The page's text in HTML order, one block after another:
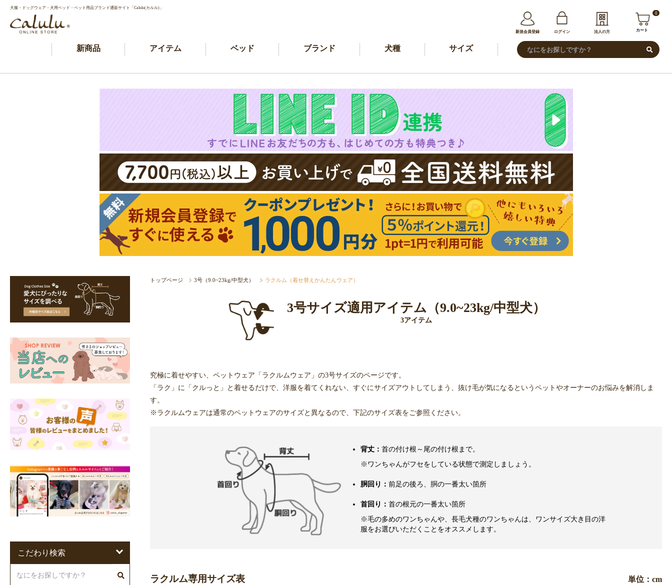
犬服・ドッグウェア・犬用ベッド・ペット用品ブランド通販サイト「Calulu(カルル)」
新規会員登録 ログイン 法人の方
0
カート
新商品 アイテム ベッド ブランド 犬種 サイズ
トップページ 3号（9.0~23kg/中型犬） ラクルム（着せ替えかんたんウェア）
3号サイズ適用アイテム（9.0~23kg/中型犬）
3アイテム
究極に着せやすい、ペットウェア「ラクルムウェア」の3号サイズのページです。
「ラク」に「クルっと」と着せるだけで、洋服を着てくれない、すぐにサイズアウトしてしまう、抜け毛が気になるというペットやオーナーのお悩みを解消しま
す。
※ラクルムウェアは通常のペットウェアのサイズと異なるので、下記のサイズ表をご参照ください。
背丈： 首の付け根～尾の付け根まで。
※ワンちゃんがフセをしている状態で測定しましょう。
胴回り： 前足の後ろ、胴の一番太い箇所
首回り： 首の根元の一番太い箇所
※毛の多めのワンちゃんや、長毛犬種のワンちゃんは、ワンサイズ大き目の洋
服をお選びいただくことをオススメします。
ラクルム専用サイズ表 単位：cm
こだわり検索